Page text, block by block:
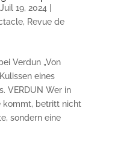
Juil 19, 2024
, Revue de
Verdun „Von
eines
VERDUN Wer in
kommt, betritt nicht
sondern eine